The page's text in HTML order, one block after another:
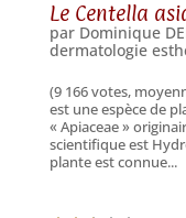
Le Centella
par Dominique
dermatologie
(9 166 votes,
est une espèce de
« Apiaceae »
scientifique est
plante est connue...